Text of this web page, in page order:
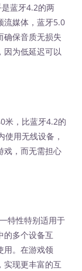
蓝牙4.2的两
流媒体，蓝牙5.0
确保音质无损失
因为低延迟可以
，比蓝牙4.2的
用无线设备，
戏，而无需担心
特性特别适用于
的多个设备互
用。在游戏领
实现更丰富的互